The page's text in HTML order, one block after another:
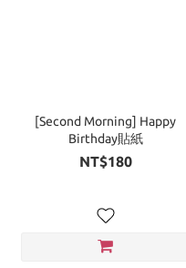
[Second Morning] Happy
Birthday貼紙
NT$180